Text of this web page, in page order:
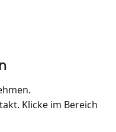
Klicke im Bereich